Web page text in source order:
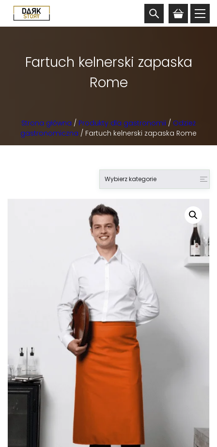
Fartuch kelnerski zapaska
Rome
Strona główna / Produkty dla gastronomii / Odzież
gastronomiczna / Fartuch kelnerski zapaska Rome
Wybierz kategorie